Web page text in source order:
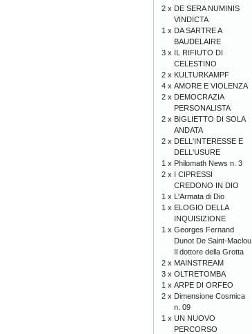
2 x DE SERA NUMINIS
VINDICTA
1 x DA SARTRE A
BAUDELAIRE
3 x IL RIFIUTO DI
CELESTINO
2 x KULTURKAMPF
4 x AMORE E VIOLENZA
2 x DEMOCRAZIA
PERSONALISTA
2 x BIGLIETTO DI SOLA
ANDATA
2 x DELL'INTERESSE E
DELL'USURE
1 x Philomath News n. 3
2 x I CIPRESSI
CREDONO IN DIO
1 x L'Armata di Dio
1 x ELOGIO DELLA
INQUISIZIONE
1 x Georges Fernand
Dunot De Saint-Maclou
Il dottore della Grotta
2 x MAINSTREAM
3 x OLTRETOMBA
1 x ARPE DI ORFEO
2 x Dimensione Cosmica
n. 09
1 x UN NUOVO
PERCORSO